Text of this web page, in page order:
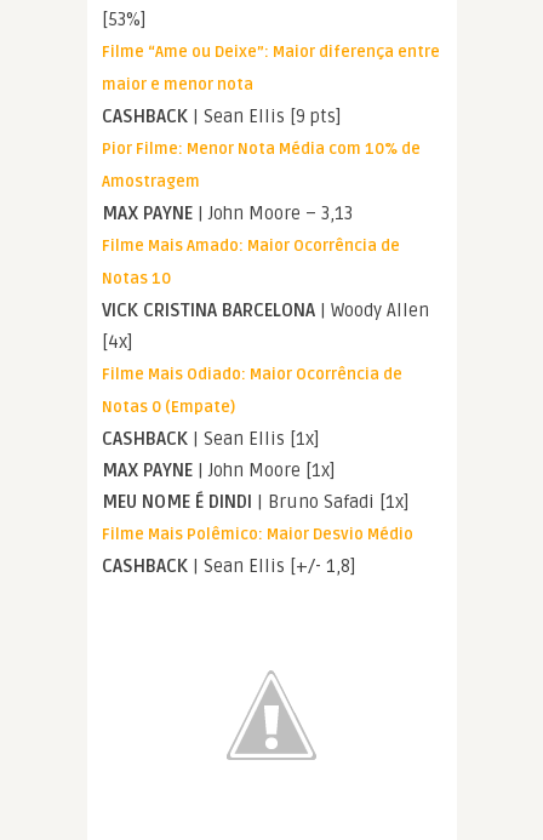
[53%]
Filme “Ame ou Deixe”: Maior diferença entre
maior e menor nota
CASHBACK | Sean Ellis [9 pts]
Pior Filme: Menor Nota Média com 10% de
Amostragem
MAX PAYNE | John Moore – 3,13
Filme Mais Amado: Maior Ocorrência de
Notas 10
VICK CRISTINA BARCELONA | Woody Allen
[4x]
Filme Mais Odiado: Maior Ocorrência de
Notas 0 (Empate)
CASHBACK | Sean Ellis [1x]
MAX PAYNE | John Moore [1x]
MEU NOME É DINDI | Bruno Safadi [1x]
Filme Mais Polêmico: Maior Desvio Médio
CASHBACK | Sean Ellis [+/- 1,8]